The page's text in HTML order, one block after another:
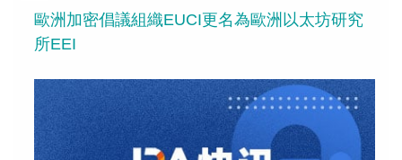
歐洲加密倡議組織EUCI更名為歐洲以太坊研究
所EEI